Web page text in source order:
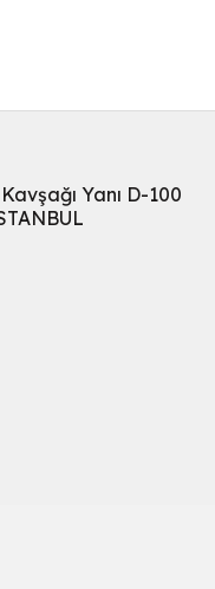
Yanı D-100